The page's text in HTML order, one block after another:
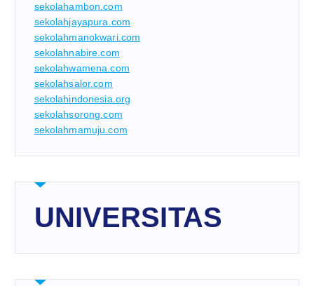
sekolahambon.com
sekolahjayapura.com
sekolahmanokwari.com
sekolahnabire.com
sekolahwamena.com
sekolahsalor.com
sekolahindonesia.org
sekolahsorong.com
sekolahmamuju.com
UNIVERSITAS